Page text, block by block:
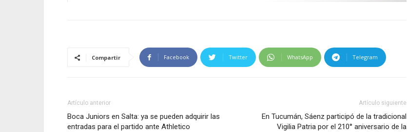
Compartir Facebook Twitter WhatsApp Telegram
Artículo anterior
Boca Juniors en Salta: ya se pueden adquirir las
entradas para el partido ante Athletico
Artículo siguiente
En Tucumán, Sáenz participó de la tradicional
Vigilia Patria por el 210° aniversario de la